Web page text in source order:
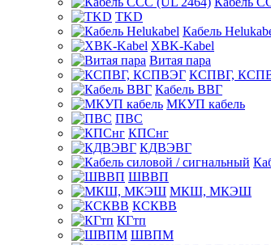
TKD
Кабель
XBK-Kabel
Витая пара
КСПВГ,
Кабель ВВГ
МКУП кабель
ПВС
КПСнг
КДВЭВГ
ШВВП
МКШ, МКЭШ
КСКВВ
КГтп
ШВПМ